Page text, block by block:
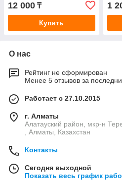
12 000 ₸
Купить
1
О нас
Рейтинг не сформирован
Менее 5 отзывов за
Работает с 27.10.2015
г. Алматы
Алатауский район, мкр-н
, Алматы, Казахстан
Контакты
Сегодня выходной
Показать весь график